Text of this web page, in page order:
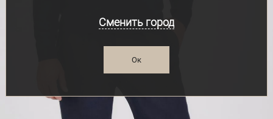
Сменить город
Ок